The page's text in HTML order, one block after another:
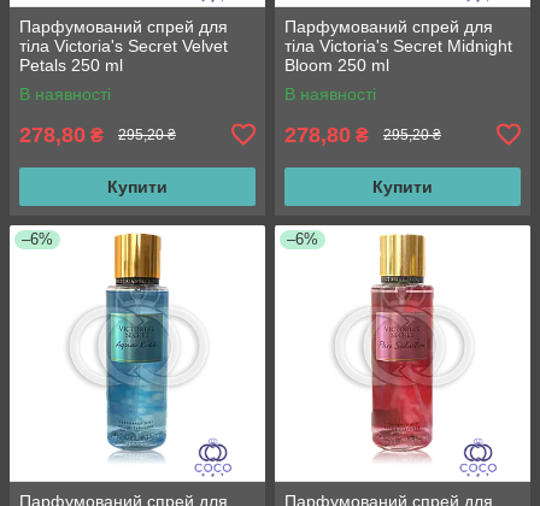
Парфумований спрей для
тіла Victoria's Secret Velvet
Petals 250 ml
В наявності
278,80 ₴ 295,20 ₴
Купити
Парфумований спрей для
тіла Victoria's Secret Midnight
Bloom 250 ml
В наявності
278,80 ₴ 295,20 ₴
Купити
–6%
Парфумований спрей для
–6%
Парфумований спрей для